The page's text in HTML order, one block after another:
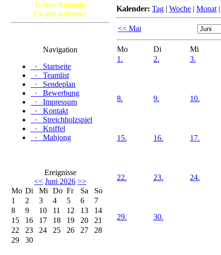
Online Atomuhr
Ewiger Kalender
Navigation
·
Startseite
·
Teamlist
·
Sendeplan
·
Bewerbung
·
Impressum
·
Kontakt
·
Streichholzspiel
·
Kniffel
·
Mahjong
Ereignisse
<< Juni 2026 >>
Mo Di Mi Do Fr Sa
So
1
2 3 4 5 6
7
8
9 10 11 12 13
14
15
16 17 18 19 20
21
22
23 24 25 26 27
28
29
30
Kalender: Tag | Woche | Monat
<< Mai
Mo Di
Mi
1.
2. 3.
8. 9. 10.
15. 16. 17.
22. 23. 24.
29. 30.